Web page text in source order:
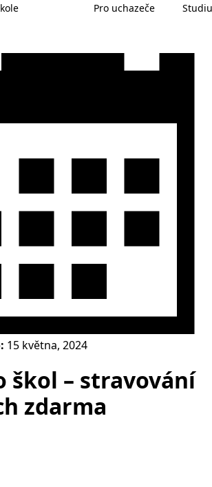
Pro uchazeče
15 května, 2024
škol – stravování
zdarma